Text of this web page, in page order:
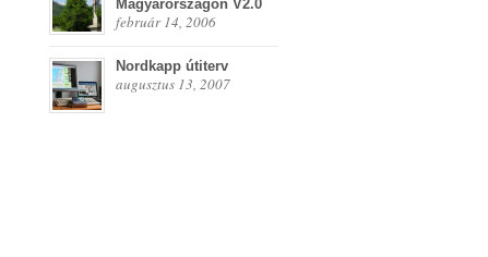
Magyarországon V2.0
február 14, 2006
Nordkapp útiterv
augusztus 13, 2007